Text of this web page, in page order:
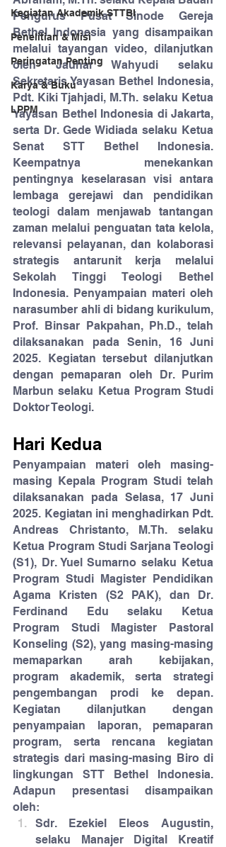
Kegiatan Akademik STTBI
Penelitian & Misi
Peringatan Penting
Karya & Buku
LPPM
Pengurus Pusat Sinode Gereja
Bethel Indonesia yang disampaikan
melalui tayangan video, dilanjutkan
oleh Jauhar Wahyudi selaku
Sekretaris Yayasan Bethel Indonesia,
Pdt. Kiki Tjahjadi, M.Th. selaku Ketua
Yayasan Bethel Indonesia di Jakarta,
serta Dr. Gede Widiada selaku Ketua
Senat STT Bethel Indonesia.
Keempatnya menekankan
pentingnya keselarasan visi antara
lembaga gerejawi dan pendidikan
teologi dalam menjawab tantangan
zaman melalui penguatan tata kelola,
relevansi pelayanan, dan kolaborasi
strategis antarunit kerja melalui
Sekolah Tinggi Teologi Bethel
Indonesia. Penyampaian materi oleh
narasumber ahli di bidang kurikulum,
Prof. Binsar Pakpahan, Ph.D., telah
dilaksanakan pada Senin, 16 Juni
2025. Kegiatan tersebut dilanjutkan
dengan pemaparan oleh Dr. Purim
Marbun selaku Ketua Program Studi
Doktor Teologi.
Hari Kedua
Penyampaian materi oleh masing-
masing Kepala Program Studi telah
dilaksanakan pada Selasa, 17 Juni
2025. Kegiatan ini menghadirkan Pdt.
Andreas Christanto, M.Th. selaku
Ketua Program Studi Sarjana Teologi
(S1), Dr. Yuel Sumarno selaku Ketua
Program Studi Magister Pendidikan
Agama Kristen (S2 PAK), dan Dr.
Ferdinand Edu selaku Ketua
Program Studi Magister Pastoral
Konseling (S2), yang masing-masing
memaparkan arah kebijakan,
program akademik, serta strategi
pengembangan prodi ke depan.
Kegiatan dilanjutkan dengan
penyampaian laporan, pemaparan
program, serta rencana kegiatan
strategis dari masing-masing Biro di
lingkungan STT Bethel Indonesia.
Adapun presentasi disampaikan
oleh:
Sdr. Ezekiel Eleos Augustin,
selaku Manajer Digital Kreatif